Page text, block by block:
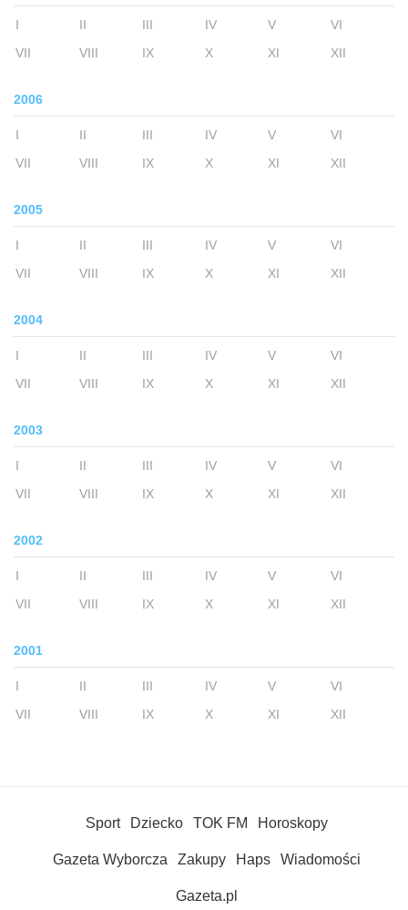
I II III IV V
VI
VII
VIII IX X XI XII
2006
I II III IV V
VI
VII
VIII IX X XI XII
2005
I II III IV V
VI
VII
VIII IX X XI XII
2004
I II III IV V
VI
VII
VIII IX X XI XII
2003
I II III IV V
VI
VII
VIII IX X XI XII
2002
I II III IV V
VI
VII
VIII IX X XI XII
2001
I II III IV V
VI
VII
VIII IX X XI XII
Sport Dziecko TOK FM Horoskopy
Gazeta Wyborcza Zakupy Haps Wiadomości
Gazeta.pl